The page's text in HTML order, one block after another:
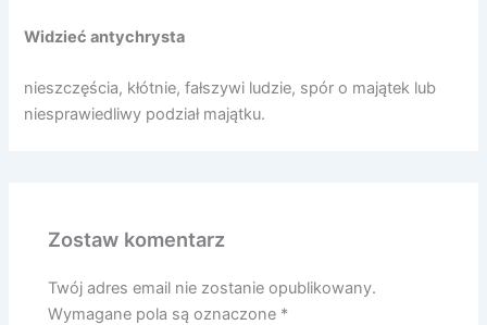
Widzieć antychrysta
nieszczęścia, kłótnie, fałszywi ludzie, spór o majątek lub
niesprawiedliwy podział majątku.
Zostaw komentarz
Twój adres email nie zostanie opublikowany.
Wymagane pola są oznaczone *